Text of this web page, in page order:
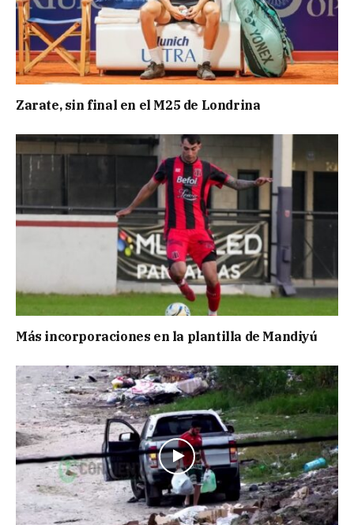
Zarate, sin final en el M25 de Londrina
Más incorporaciones en la plantilla de Mandiyú